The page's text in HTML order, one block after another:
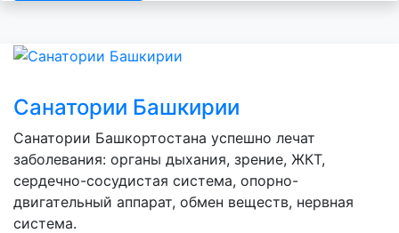
Санатории Башкирии
Санатории Башкортостана успешно лечат
заболевания: органы дыхания, зрение, ЖКТ,
сердечно-сосудистая система, опорно-
двигательный аппарат, обмен веществ, нервная
система.